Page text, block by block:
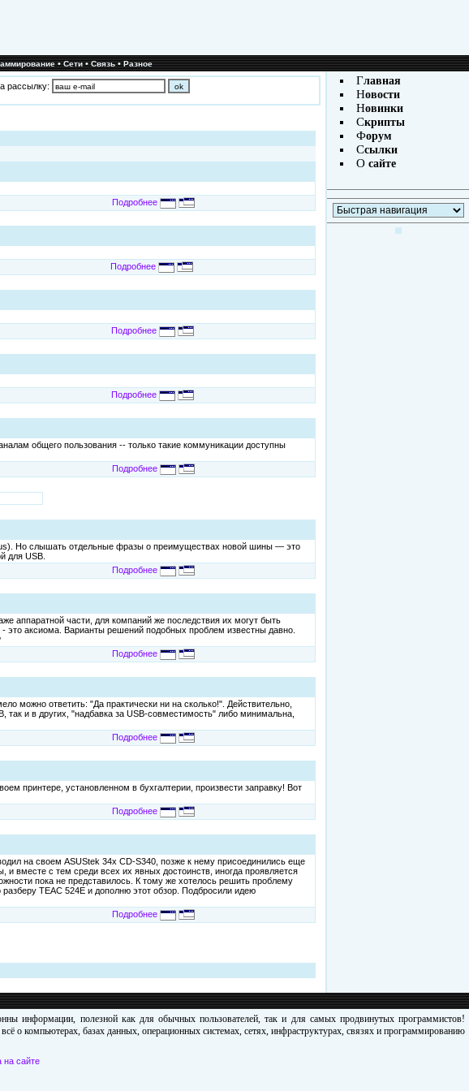
•Сети•Связь•Разное
рассылку:
Подробнее
Подробнее
Подробнее
Подробнее
общего пользования -- только такие коммуникации доступны
Подробнее
Но слышать отдельные фразы о преимуществах новой шины — это
для USB.
Подробнее
аппаратной части, для компаний же последствия их могут быть
это аксиома. Варианты решений подобных проблем известны давно.
Подробнее
можно ответить: "Да практически ни на сколько!". Действительно,
так и в других, "надбавка за USB-совместимость" либо минимальна,
Подробнее
принтере, установленном в бухгалтерии, произвести заправку! Вот
Подробнее
на своем ASUStek 34x CD-S340, позже к нему присоединились еще
вместе с тем среди всех их явных достоинств, иногда проявляется
пока не представилось. К тому же хотелось решить проблему
TEAC 524E и дополню этот обзор. Подбросили идею
Подробнее
Главная
Новости
Новинки
Скрипты
Форум
Ссылки
Осайте
информации, полезной как для обычных пользователей, так и для самых продвинутых программистов!
о компьютерах, базах данных, операционных системах, сетях, инфраструктурах, связях и программированию
на сайте